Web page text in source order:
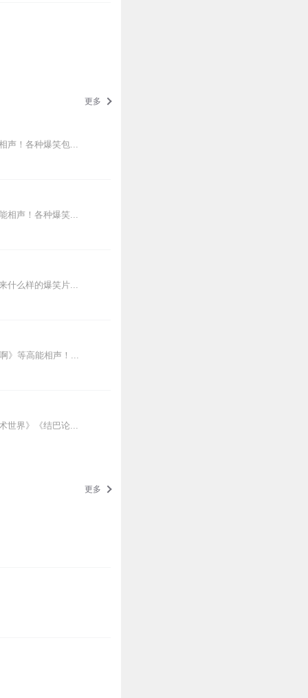
更多
声！各种爆笑包...
相声！各种爆笑...
什么样的爆笑片...
》等高能相声！...
世界》《结巴论...
更多